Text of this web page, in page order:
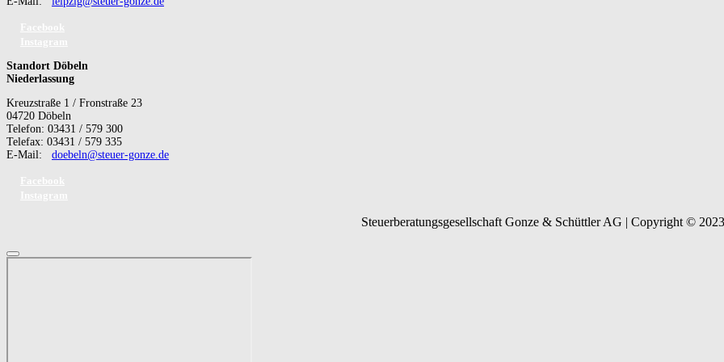
Standort Döbeln
Niederlassung
Kreuzstraße 1 / Fronstraße 23
04720 Döbeln
Telefon: 03431 / 579 300
Telefax: 03431 / 579 335
E-Mail: doebeln@steuer-gonze.de
Steuerberatungsgesellschaft Gonze & Schüttler AG | Copyright © 2023